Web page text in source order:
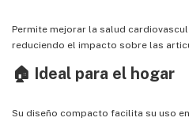
Permite mejorar la salud
reduciendo el impacto sobre las
🏠 Ideal para el hogar
Su diseño compacto facilita su uso